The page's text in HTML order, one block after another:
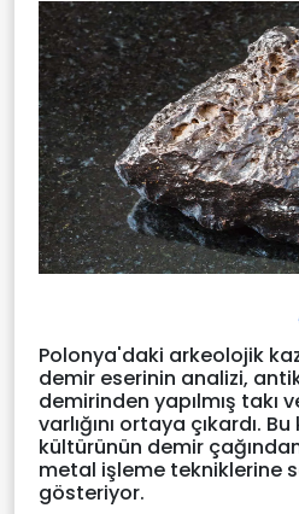
Polonya'daki arkeolojik
demir eserinin analizi,
demirinden yapılmış takı
varlığını ortaya çıkardı.
kültürünün demir
metal işleme tekniklerine
gösteriyor.